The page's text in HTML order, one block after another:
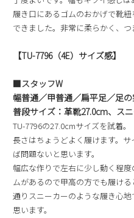
履き口にあるゴムのおかげで靴
できました。非常に柔らかく、つ
【TU-7796（4E）サイズ感】
■スタッフW
幅普通／甲普通／扁平足／足
普段サイズ：革靴27.0cm、ス
TU-7796の27.0cmサイズを試着。
長さはちょうどよく履けます。
ば問題ないと思います。
幅広な作りで左右に少し動く程
ムがあるので甲高の方でも履け
通りスニーカーのような履き心
思います。